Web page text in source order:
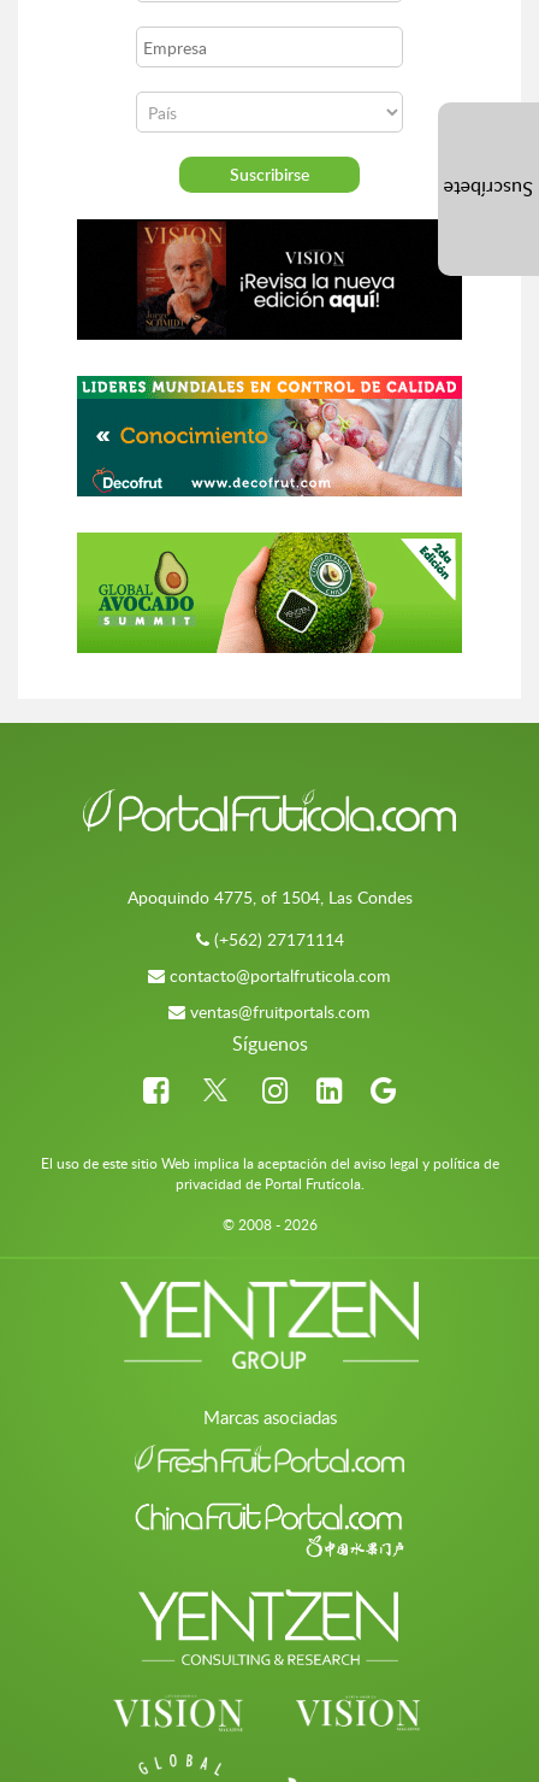
Apoquindo 4775, of 1504, Las Condes
(+562) 27171114
contacto@portalfruticola.com
ventas@fruitportals.com
Síguenos
El uso de este sitio Web implica la aceptación del aviso legal y política de
privacidad de Portal Frutícola.
© 2008 - 2026
Marcas asociadas
Suscríbete